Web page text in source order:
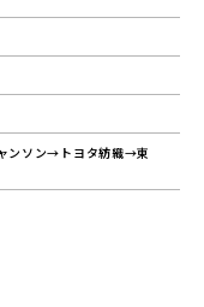
ンソン→トヨタ紡織→東